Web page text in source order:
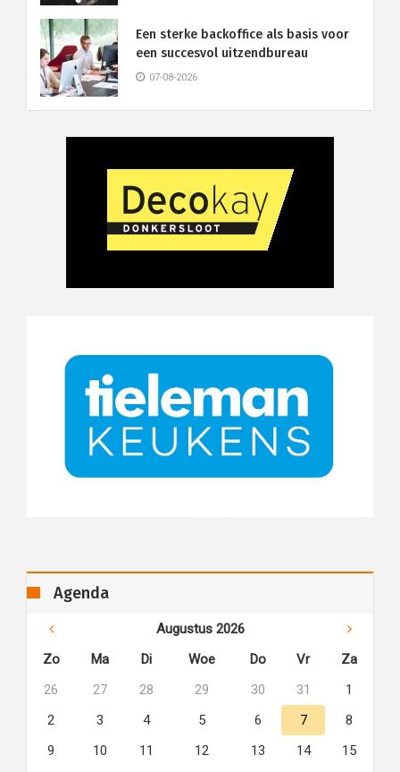
Een sterke backoffice als basis voor
een succesvol uitzendbureau
07-08-2026
Agenda
Augustus 2026
Zo
Ma Di Woe Do Vr
Za
26
27 28 29 30 31
1
2
3 4 5 6 7
8
9
10 11 12 13 14
15